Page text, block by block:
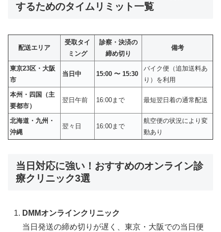
するためのタイムリミット一覧
配送エリア
受取タイ
ミング
診察・決済の
締め切り
備考
東京23区・大阪
市
当日中 15:00 〜 15:30
バイク便（追加送料あ
り）を利用
本州・四国（主
要都市）
翌日午前 16:00まで 最短翌日着の通常配送
北海道・九州・
沖縄
翌々日 16:00まで
航空便の状況により変
動あり
当日対応に強い！おすすめのオンライン診
療クリニック3選
DMMオンラインクリニック
当日発送の締め切りが遅く、東京・大阪での当日便